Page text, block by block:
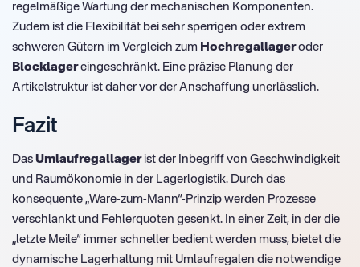
regelmäßige Wartung der mechanischen Komponenten.
Zudem ist die Flexibilität bei sehr sperrigen oder extrem
schweren Gütern im Vergleich zum Hochregallageroder
Blocklagereingeschränkt. Eine präzise Planung der
Artikelstruktur ist daher vor der Anschaffung unerlässlich.
Fazit
Das Umlaufregallagerist der Inbegriff von Geschwindigkeit
und Raumökonomie in der Lagerlogistik. Durch das
konsequente „Ware-zum-Mann“-Prinzip werden Prozesse
verschlankt und Fehlerquoten gesenkt. In einer Zeit, in der die
„letzte Meile“ immer schneller bedient werden muss, bietet die
dynamische Lagerhaltung mit Umlaufregalen die notwendige